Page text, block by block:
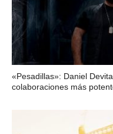
«Pesadillas»: Daniel
colaboraciones más